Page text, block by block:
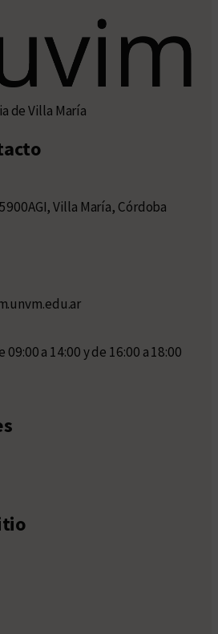
de Villa María
Villa María, Córdoba
09:00 a 14:00 y de 16:00 a 18:00